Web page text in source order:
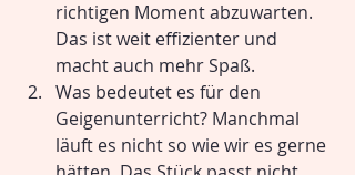
richtigen Moment abzuwarten.
Das ist weit effizienter und
macht auch mehr Spaß.
Was bedeutet es für den
Geigenunterricht? Manchmal
läuft es nicht so wie wir es gerne